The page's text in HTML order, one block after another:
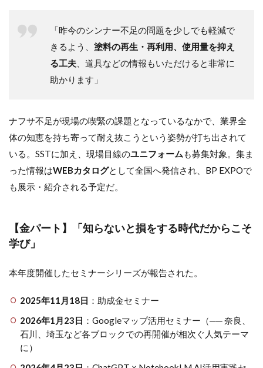
「昨今のシンナー不足の問題を少しでも軽減で
きるよう、 塗料の再生・再利用、使用量を抑え
る工夫 、道具などの情報もいただけると非常に
助かります」
ナフサ不足が現場の喫緊の課題となっているなかで、業界全
体の知恵を持ち寄って耐え抜こうという姿勢が打ち出されて
いる。SSTに加え、現場目線のユニフォームも募集対象。集ま
った情報はWEBカタログとして全国へ発信され、BP EXPOで
も展示・紹介される予定だ。
【金パート】「知らないと損をする時代だからこそ
学び」
本年度開催したセミナーシリーズが報告された。
2025年11月18日 ：助成金セミナー
2026年1月23日 ：Googleマップ活用セミナー（── 奈良、
石川、埼玉など各ブロックでの再開催が相次ぐ人気テーマ
に）